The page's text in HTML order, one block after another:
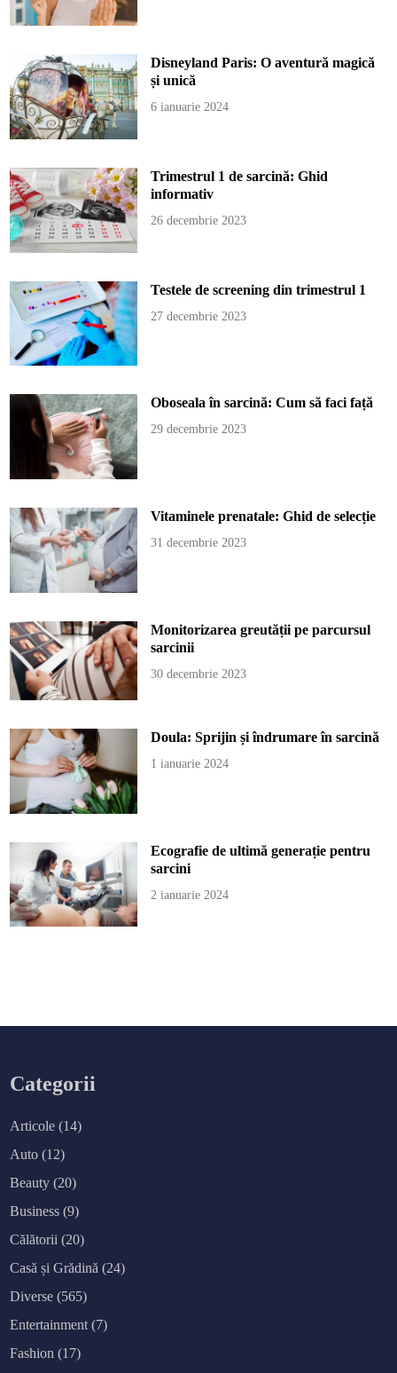
Disneyland Paris: O aventură magică
și unică
6 ianuarie 2024
Trimestrul 1 de sarcină: Ghid
informativ
26 decembrie 2023
Testele de screening din trimestrul 1
27 decembrie 2023
Oboseala în sarcină: Cum să faci față
29 decembrie 2023
Vitaminele prenatale: Ghid de selecție
31 decembrie 2023
Monitorizarea greutății pe parcursul
sarcinii
30 decembrie 2023
Doula: Sprijin și îndrumare în sarcină
1 ianuarie 2024
Ecografie de ultimă generație pentru
sarcini
2 ianuarie 2024
Categorii
Articole (14)
Auto (12)
Beauty (20)
Business (9)
Călătorii (20)
Casă și Grădină (24)
Diverse (565)
Entertainment (7)
Fashion (17)